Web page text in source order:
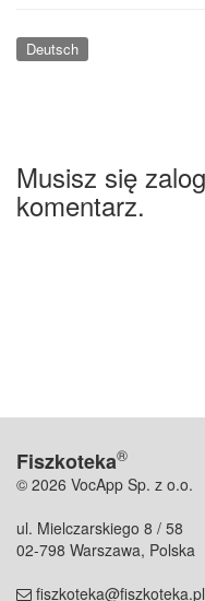
Deutsch
Musisz się
komentarz.
Fiszkoteka®
© 2026 VocApp Sp. z o.o.
ul. Mielczarskiego 8 / 58
02-798 Warszawa, Polska
fiszkoteka@fiszkoteka.pl